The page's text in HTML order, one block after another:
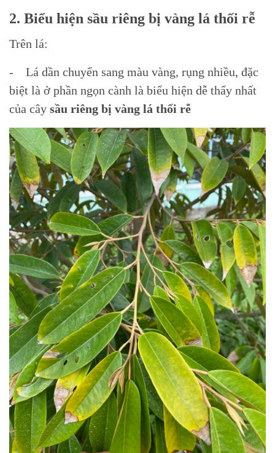
2. Biểu hiện sầu riêng bị vàng lá thối rễ
Trên lá:
- Lá dần chuyển sang màu vàng, rụng nhiều, đặc
biệt là ở phần ngọn cành là biểu hiện dễ thấy nhất
của cây sầu riêng bị vàng lá thối rễ